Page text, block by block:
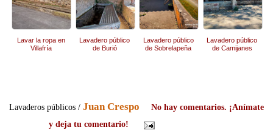
Lavar la ropa en
Villafría
Lavadero público
de Burió
Lavadero público
de Sobrelapeña
Lavadero público
de Camijanes
Lavaderos públicos /Juan Crespo
No hay comentarios. ¡Anímate
y deja tu comentario!